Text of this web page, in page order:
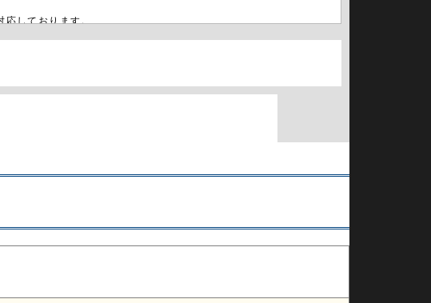
応しております。
って生じるあらゆる損害に関して当社は一切の責任を負いません。